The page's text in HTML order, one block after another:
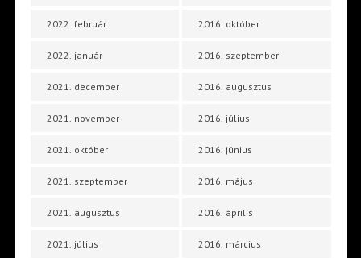
2022. február
2022. január
2021. december
2021. november
2021. október
2021. szeptember
2021. augusztus
2021. július
2016. október
2016. szeptember
2016. augusztus
2016. július
2016. június
2016. május
2016. április
2016. március